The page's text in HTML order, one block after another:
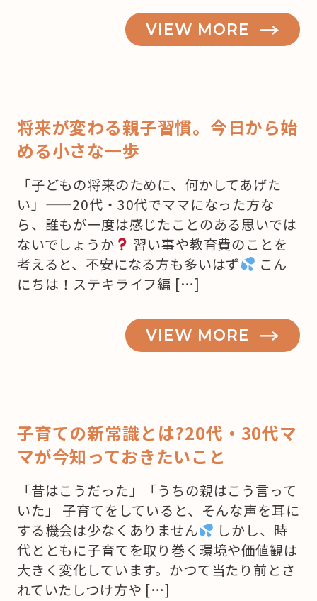
VIEW MORE
将来が変わる親子習慣。今日から始
める小さな一歩
「子どもの将来のために、何かしてあげた
い」——20代・30代でママになった方な
ら、誰もが一度は感じたことのある思いでは
ないでしょうか
習い事や教育費のことを
考えると、不安になる方も多いはず
こん
にちは！ステキライフ編 […]
VIEW MORE
子育ての新常識とは?20代・30代マ
マが今知っておきたいこと
「昔はこうだった」「うちの親はこう言って
いた」 子育てをしていると、そんな声を耳に
する機会は少なくありません
しかし、時
代とともに子育てを取り巻く環境や価値観は
大きく変化しています。かつて当たり前とさ
れていたしつけ方や […]